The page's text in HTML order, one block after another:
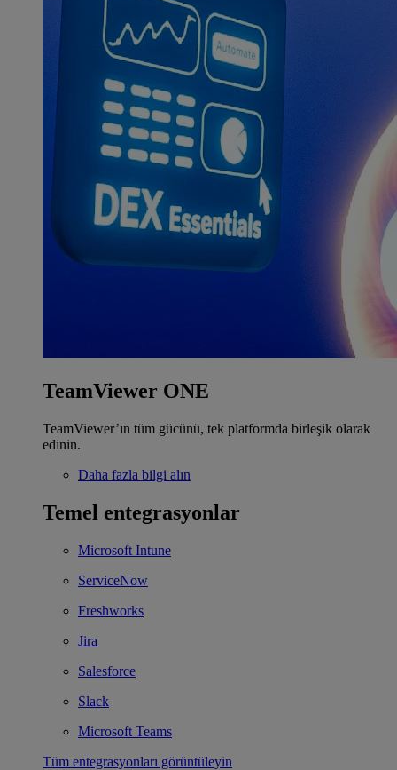
TeamViewer ONE
TeamViewer’ın tüm gücünü, tek platformda birleşik olarak
edinin.
Daha fazla bilgi alın
Temel entegrasyonlar
Microsoft Intune
ServiceNow
Freshworks
Jira
Salesforce
Slack
Microsoft Teams
Tüm entegrasyonları görüntüleyin